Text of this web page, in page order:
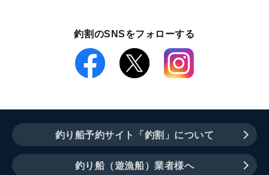
釣割のSNSをフォローする
釣り船予約サイト「釣割」について
釣り船（遊漁船）業者様へ